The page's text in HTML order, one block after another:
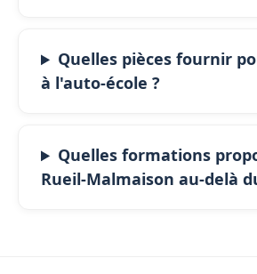
Quelles pièces fournir
à l'auto-école ?
Quelles formations
Rueil-Malmaison au-delà